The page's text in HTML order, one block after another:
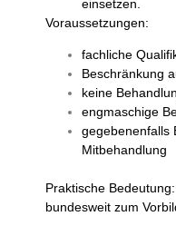
einsetzen.
Voraussetzungen:
fachliche
Beschränkung
keine
engmaschige
gegebenenfalls
Mitbehandlung
Praktische
bundesweit zum